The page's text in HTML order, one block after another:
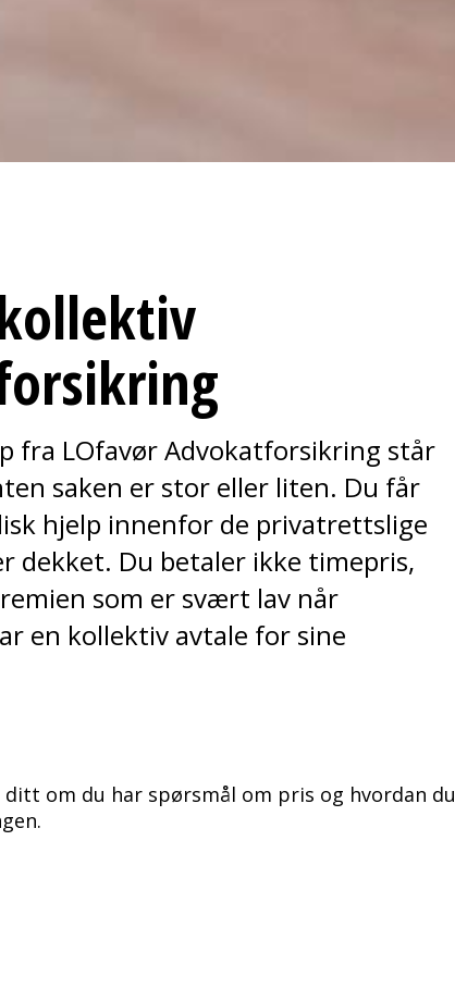
fra LOfavør Advokatforsikring står
saken er stor eller liten. Du får
hjelp innenfor de privatrettslige
dekket. Du betaler ikke timepris,
som er svært lav når
en kollektiv avtale for sine
om du har spørsmål om pris og hvordan du